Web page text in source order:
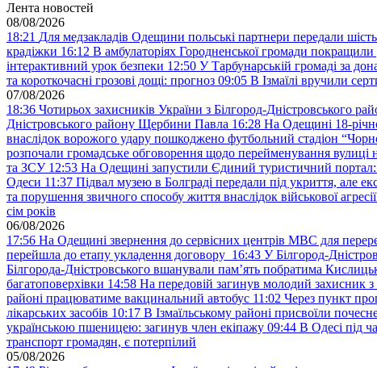
Лента новостей
08/08/2026
18:21 Для медзакладів Одещини польські партнери передали шість
крадіжки 16:12 В амбулаторіях Городненської громади
інтерактивний урок безпеки 12:50 У Тарбунарській громаді за
та короткочасні грозові дощі: прогноз 09:05 В Ізмаїлі вручили
07/08/2026
18:36 Чотирьох захисників України з Білгород-Дністровського
Дністровського району Щербини Павла 16:28 На Одещині 18-
внаслідок ворожого удару пошкоджено футбольний стадіон
розпочали громадське обговорення щодо перейменування вулиці
та ЗСУ 12:53 На Одещині запустили Єдиний туристичний портал:
Одеси 11:37 Підвал музею в Болграді передали під укриття, але
та порушення звичного способу життя внаслідок військової агресії
сім років
06/08/2026
17:56 На Одещині звернення до сервісних центрів МВС для
перейшла до етапу укладення договору 16:43 У Білгород-
Білгорода-Дністровського вшанували пам’ять побратима
багатоповерхівки 14:58 На передовій загинув молодий захисник
районі працюватиме вакцинальний автобус 11:02 Через пункт
лікарських засобів 10:17 В Ізмаїльському районі присвоїли
українською пшеницею: загинув член екіпажу 09:44 В Одесі під
транспорт громадян, є потерпілий
05/08/2026